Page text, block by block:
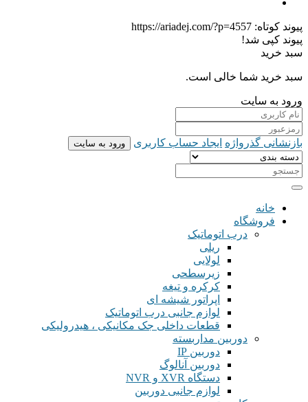
پیوند کوتاه: https://ariadej.com/?p=4557
پیوند کپی شد!
سبد خرید
سبد خرید شما خالی است.
ورود به سایت
بازنشانی گذرواژه ایجاد حساب کاربری ورود به سایت
خانه
فروشگاه
درب اتوماتیک
ریلی
لولایی
زیرسطحی
کرکره و تیغه
اپراتور شیشه ای
لوازم جانبی درب اتوماتیک
قطعات داخلی جک مکانیکی ، هیدرولیکی
دوربین مداربسته
دوربین IP
دوربین آنالوگ
دستگاه XVR و NVR
لوازم جانبی دوربین